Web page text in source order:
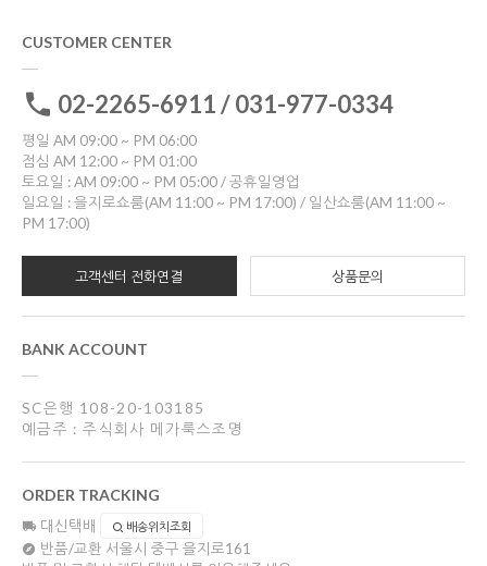
CUSTOMER CENTER
02-2265-6911 / 031-977-0334
평일 AM 09:00 ~ PM 06:00
점심 AM 12:00 ~ PM 01:00
토요일 : AM 09:00 ~ PM 05:00 / 공휴일영업
일요일 : 을지로쇼룸(AM 11:00 ~ PM 17:00) / 일산쇼룸(AM 11:00 ~
PM 17:00)
고객센터 전화연결 상품문의
BANK ACCOUNT
SC은행 108-20-103185
예금주 : 주식회사 메가룩스조명
ORDER TRACKING
대신택배 배송위치조회
반품/교환 서울시 중구 을지로161